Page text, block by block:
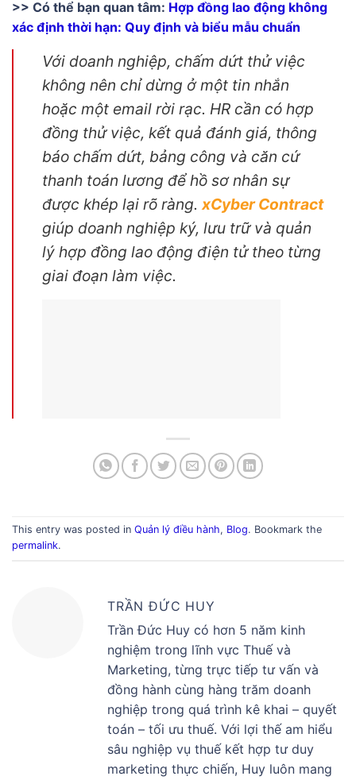
>> Có thể bạn quan tâm: Hợp đồng lao động không
xác định thời hạn: Quy định và biểu mẫu chuẩn
Với doanh nghiệp, chấm dứt thử việc
không nên chỉ dừng ở một tin nhắn
hoặc một email rời rạc. HR cần có hợp
đồng thử việc, kết quả đánh giá, thông
báo chấm dứt, bảng công và căn cứ
thanh toán lương để hồ sơ nhân sự
được khép lại rõ ràng. xCyber Contract
giúp doanh nghiệp ký, lưu trữ và quản
lý hợp đồng lao động điện tử theo từng
giai đoạn làm việc.
This entry was posted in Quản lý điều hành, Blog. Bookmark the
permalink.
TRẦN ĐỨC HUY
Trần Đức Huy có hơn 5 năm kinh
nghiệm trong lĩnh vực Thuế và
Marketing, từng trực tiếp tư vấn và
đồng hành cùng hàng trăm doanh
nghiệp trong quá trình kê khai – quyết
toán – tối ưu thuế. Với lợi thế am hiểu
sâu nghiệp vụ thuế kết hợp tư duy
marketing thực chiến, Huy luôn mang